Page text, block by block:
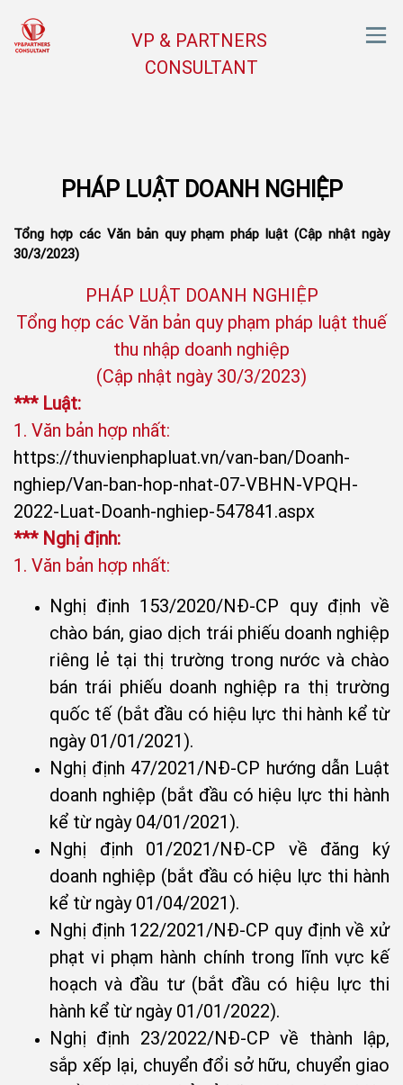
VP & PARTNERS
CONSULTANT
PHÁP LUẬT DOANH NGHIỆP
Tổng hợp các Văn bản quy phạm pháp luật (Cập nhật ngày
30/3/2023)
PHÁP LUẬT DOANH NGHIỆP
Tổng hợp các Văn bản quy phạm pháp luật thuế
thu nhập doanh nghiệp
(Cập nhật ngày 30/3/2023)
*** Luật:
1. Văn bản hợp nhất:
https://thuvienphapluat.vn/van-ban/Doanh-
nghiep/Van-ban-hop-nhat-07-VBHN-VPQH-
2022-Luat-Doanh-nghiep-547841.aspx
*** Nghị định:
1. Văn bản hợp nhất:
Nghị định 153/2020/NĐ-CP quy định về
chào bán, giao dịch trái phiếu doanh nghiệp
riêng lẻ tại thị trường trong nước và chào
bán trái phiếu doanh nghiệp ra thị trường
quốc tế (bắt đầu có hiệu lực thi hành kể từ
ngày 01/01/2021).
Nghị định 47/2021/NĐ-CP hướng dẫn Luật
doanh nghiệp (bắt đầu có hiệu lực thi hành
kể từ ngày 04/01/2021).
Nghị định 01/2021/NĐ-CP về đăng ký
doanh nghiệp (bắt đầu có hiệu lực thi hành
kể từ ngày 01/04/2021).
Nghị định 122/2021/NĐ-CP quy định về xử
phạt vi phạm hành chính trong lĩnh vực kế
hoạch và đầu tư (bắt đầu có hiệu lực thi
hành kể từ ngày 01/01/2022).
Nghị định 23/2022/NĐ-CP về thành lập,
sắp xếp lại, chuyển đổi sở hữu, chuyển giao